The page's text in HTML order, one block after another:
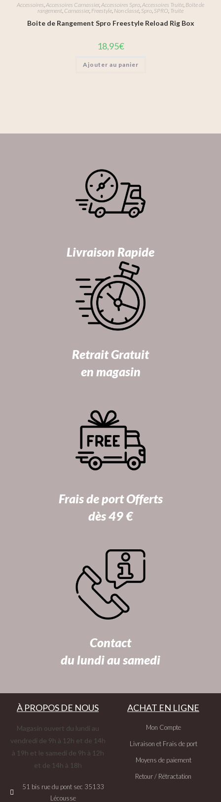
Accessoires Accessoires Carnassier, Accessoires Spro Accessoires Truite Boîte de
rangement Carnassier, Freestyle Non classé Spro SPRO Truite
Boite de Rangement Spro Freestyle Reload Rig Box
18,95€
Ajouter au panier
Livraison Rapide
Retrait Gratuit
en magasin
Frais de port Offerts
dès 49 €
Contact
du lundi au samedi
À PROPOS DE NOUS
Magasin ouvert du lundi au
vendredi de 9h à 12h et de 14h
à 19h et le samedi de 9h à 12h
et de 14h à 18h
51 bis rue du pont sec 35133
Lécousse
ACHAT EN LIGNE
Mon Compte
Livraison et Frais de port
Moyens de paiement
Retour / Rétractation